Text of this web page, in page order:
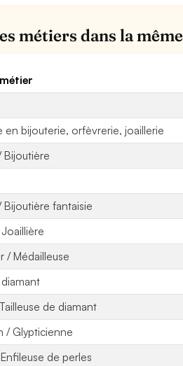
métiers dans la
en bijouterie, orfèvrerie, joaillerie
Bijoutière
Bijoutière fantaisie
/ Médailleuse
de diamant
/ Glypticienne
de perles